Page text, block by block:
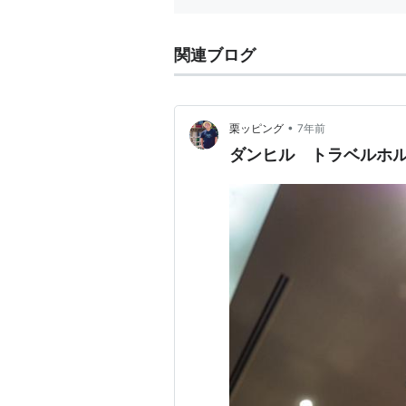
関連ブログ
栗ッピング • 7年前
ダンヒル トラベルホ